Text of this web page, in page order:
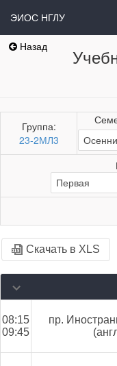
ЭИОС НГЛУ
Назад
Группа:
23-2МЛ3
Скачать в XLS
08:15
09:45
пр.